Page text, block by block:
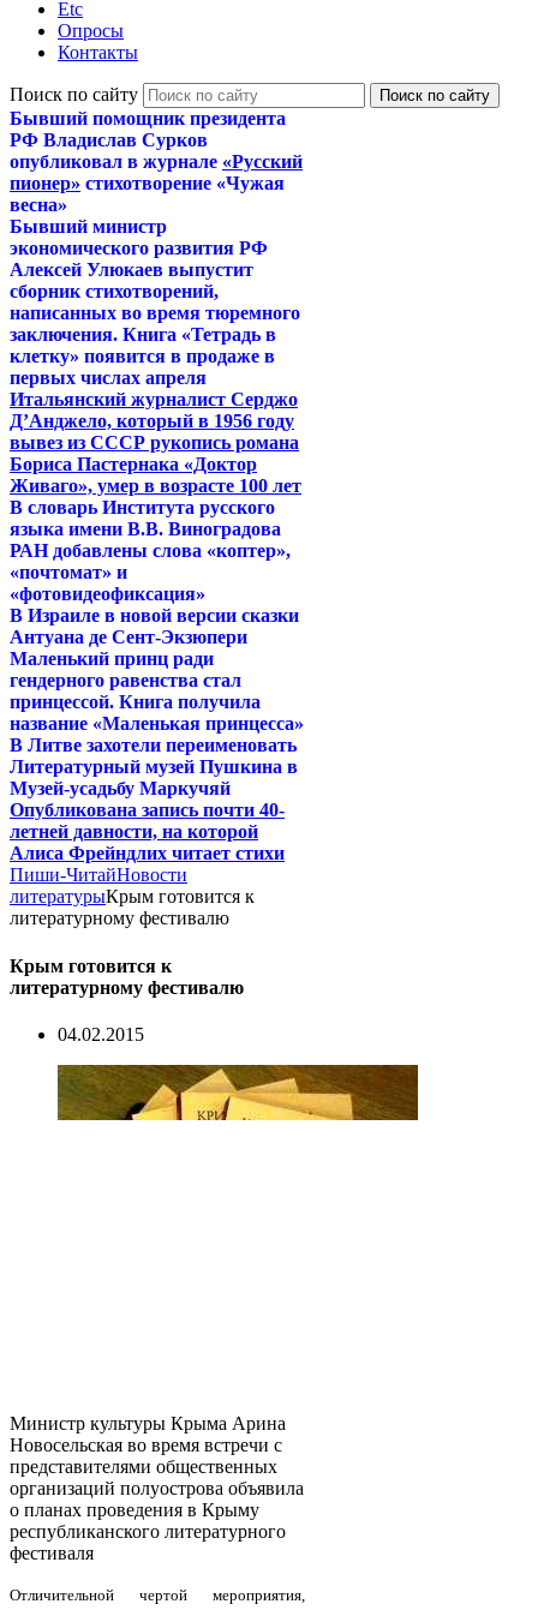
Etc
Опросы
Контакты
Поиск по сайту
Бывший помощник президента
РФ Владислав Сурков
опубликовал в журнале «Русский
пионер» стихотворение «Чужая
весна»
Бывший министр
экономического развития РФ
Алексей Улюкаев выпустит
сборник стихотворений,
написанных во время тюремного
заключения. Книга «Тетрадь в
клетку» появится в продаже в
первых числах апреля
Итальянский журналист Серджо
Д’Анджело, который в 1956 году
вывез из СССР рукопись романа
Бориса Пастернака «Доктор
Живаго», умер в возрасте 100 лет
В словарь Института русского
языка имени В.В. Виноградова
РАН добавлены слова «коптер»,
«почтомат» и
«фотовидеофиксация»
В Израиле в новой версии сказки
Антуана де Сент-Экзюпери
Маленький принц ради
гендерного равенства стал
принцессой. Книга получила
название «Маленькая принцесса»
В Литве захотели переименовать
Литературный музей Пушкина в
Музей-усадьбу Маркучяй
Опубликована запись почти 40-
летней давности, на которой
Алиса Фрейндлих читает стихи
Пиши-ЧитайНовости
литературыКрым готовится к
литературному фестивалю
Крым готовится к
литературному фестивалю
04.02.2015
Министр культуры Крыма Арина
Новосельская во время встречи с
представителями общественных
организаций полуострова объявила
о планах проведения в Крыму
республиканского литературного
фестиваля
Отличительной чертой мероприятия,